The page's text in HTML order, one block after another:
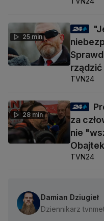
25 min
rządzić
TVN24
28 min
za
nie
TVN24
Damian Dziugieł
Dziennikarz